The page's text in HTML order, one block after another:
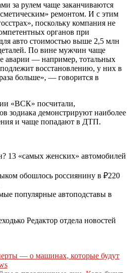
за рулем чаще заканчиваются
ремонтом. И с этим
поскольку компания не
органов при
авто стоимостью выше 2,5 млн
По вине мужчин чаще
аварии — например, тотальных
восстановлению, у них в
больше», — говорится в
«ВСК» посчитали,
зодиака демонстрируют наиболее
и чаще попадают в ДТП.
13 «самых женских» автомобилей
обошлось россиянину в ₽220
популярные автоподставы в
Редактор отдела новостей
— о машинах, которые будут